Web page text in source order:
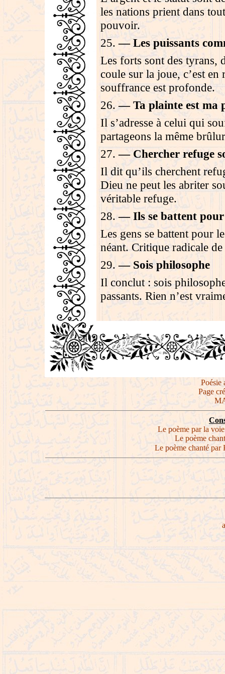
les nations prient dans
pouvoir.
25.—Les puissants
Les forts sont des tyrans,
coule sur la joue, c’est
souffrance est profonde.
26.—Ta plainte est ma
Il s’adresse à celui qui
partageons la même
27.— Chercher refuge
Il dit qu’ils cherchent
Dieu ne peut les abriter
véritable refuge.
28.—Ils se battent
Les gens se battent pour
néant. Critique radicale
29.— Sois philosophe
Il conclut : sois
passants. Rien n’est
Page
Le poème par la
Le poème